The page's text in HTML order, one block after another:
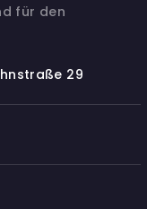
für den
29